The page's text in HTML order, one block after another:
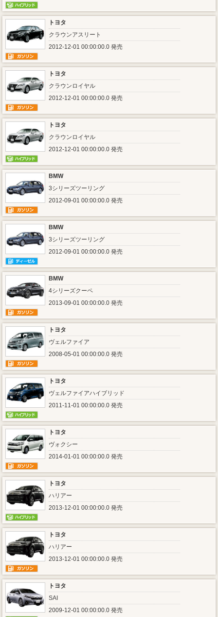
トヨタ
クラウンアスリート
2012-12-01 00:00:00.0 発売
トヨタ
クラウンロイヤル
2012-12-01 00:00:00.0 発売
トヨタ
クラウンロイヤル
2012-12-01 00:00:00.0 発売
BMW
3シリーズツーリング
2012-09-01 00:00:00.0 発売
BMW
3シリーズツーリング
2012-09-01 00:00:00.0 発売
BMW
4シリーズクーペ
2013-09-01 00:00:00.0 発売
トヨタ
ヴェルファイア
2008-05-01 00:00:00.0 発売
トヨタ
ヴェルファイアハイブリッド
2011-11-01 00:00:00.0 発売
トヨタ
ヴォクシー
2014-01-01 00:00:00.0 発売
トヨタ
ハリアー
2013-12-01 00:00:00.0 発売
トヨタ
ハリアー
2013-12-01 00:00:00.0 発売
トヨタ
SAI
2009-12-01 00:00:00.0 発売